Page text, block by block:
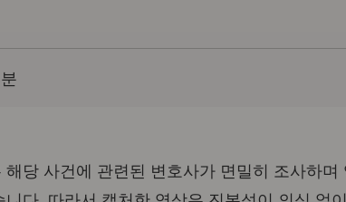
당 사건에 관련된 변호사가 면밀히 조사하